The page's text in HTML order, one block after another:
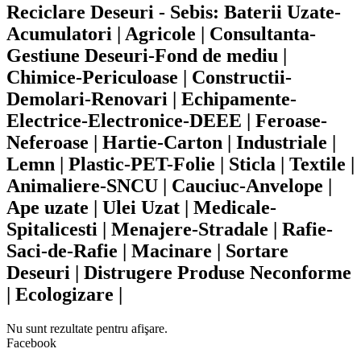
Reciclare Deseuri - Sebis: Baterii Uzate-
Acumulatori | Agricole | Consultanta-
Gestiune Deseuri-Fond de mediu |
Chimice-Periculoase | Constructii-
Demolari-Renovari | Echipamente-
Electrice-Electronice-DEEE | Feroase-
Neferoase | Hartie-Carton | Industriale |
Lemn | Plastic-PET-Folie | Sticla | Textile |
Animaliere-SNCU | Cauciuc-Anvelope |
Ape uzate | Ulei Uzat | Medicale-
Spitalicesti | Menajere-Stradale | Rafie-
Saci-de-Rafie | Macinare | Sortare
Deseuri | Distrugere Produse Neconforme
| Ecologizare |
Nu sunt rezultate pentru afişare.
Facebook